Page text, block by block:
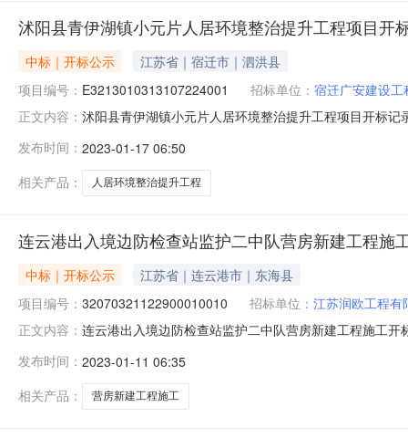
沭阳县青伊湖镇小元片人居环境整治提升工程项目开
中标｜开标公示
江苏省｜宿迁市｜泗洪县
项目编号： E3213010313107224001 招标单位： 宿迁广安建设工
正文内容： 沭阳县青伊湖镇小元片人居环境整治提升工程项目开标
间:MonJan1608:56:09CST2023,投标人名称:合肥给力
发布时间： 2023-01-17 06:50
相关产品：
人居环境整治提升工程
连云港出入境边防检查站监护二中队营房新建工程施
中标｜开标公示
江苏省｜连云港市｜东海县
项目编号： 32070321122900010010 招标单位： 江苏润欧工程有
正文内容： 连云港出入境边防检查站监护二中队营房新建工程施工
间:MonJan0917:12:43CST2023,投标人名称:江苏飞洋
发布时间： 2023-01-11 06:35
相关产品：
营房新建工程施工